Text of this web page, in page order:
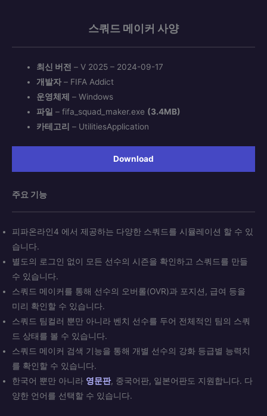
스쿼드 메이커 사양
최신 버전 – V 2025 – 2024-09-17
개발자 – FIFA Addict
운영체제 – Windows
파일 – fifa_squad_maker.exe (3.4MB)
카테고리 – UtilitiesApplication
Download
주요 기능
피파온라인4 에서 제공하는 다양한 스쿼드를 시뮬레이션 할 수 있
습니다.
별도의 로그인 없이 모든 선수의 시즌을 확인하고 스쿼드를 만들
수 있습니다.
스쿼드 메이커를 통해 선수의 오버롤(OVR)과 포지션, 급여 등을
미리 확인할 수 있습니다.
스쿼드 팀컬러 뿐만 아니라 벤치 선수를 두어 전체적인 팀의 스쿼
드 상태를 볼 수 있습니다.
스쿼드 메이커 검색 기능을 통해 개별 선수의 강화 등급별 능력치
를 확인할 수 있습니다.
한국어 뿐만 아니라 영문판, 중국어판, 일본어판도 지원합니다. 다
양한 언어를 선택할 수 있습니다.